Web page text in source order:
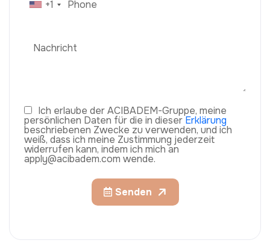
+1
Ich erlaube der ACIBADEM-Gruppe, meine
persönlichen Daten für die in dieserErklärung
beschriebenen Zwecke zu verwenden, und ich
weiß, dass ich meine Zustimmung jederzeit
widerrufen kann, indem ich mich an
apply@acibadem.com wende.
Senden